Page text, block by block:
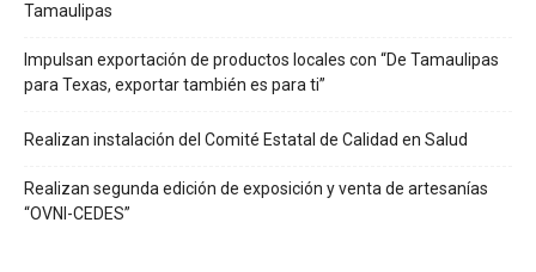
Tamaulipas
Impulsan exportación de productos locales con “De Tamaulipas
para Texas, exportar también es para ti”
Realizan instalación del Comité Estatal de Calidad en Salud
Realizan segunda edición de exposición y venta de artesanías
“OVNI-CEDES”